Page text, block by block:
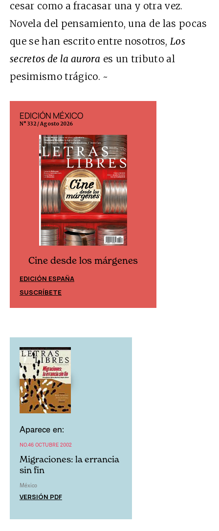
cesar como a fracasar una y otra vez.
Novela del pensamiento, una de las pocas
que se han escrito entre nosotros, Los
secretos de la aurora es un tributo al
pesimismo trágico. ~
EDICIÓN MÉXICO
N° 332 / Agosto 2026
Cine desde los márgenes
EDICIÓN ESPAÑA
SUSCRÍBETE
Aparece en:
NO.46 OCTUBRE 2002
Migraciones: la errancia
sin fin
México
VERSIÓN PDF